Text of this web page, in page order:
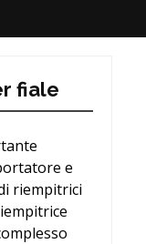
fiale
e
riempitrici